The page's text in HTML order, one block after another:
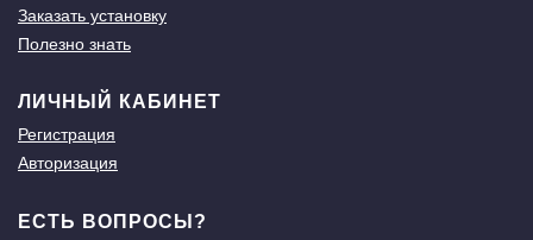
Заказать установку
Полезно знать
ЛИЧНЫЙ КАБИНЕТ
Регистрация
Авторизация
ЕСТЬ ВОПРОСЫ?